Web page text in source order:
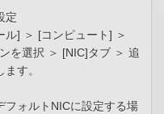
定
] ＞ [コンピュート] ＞
を選択 ＞ [NIC]タブ ＞ 追
す。
ォルトNICに設定する場